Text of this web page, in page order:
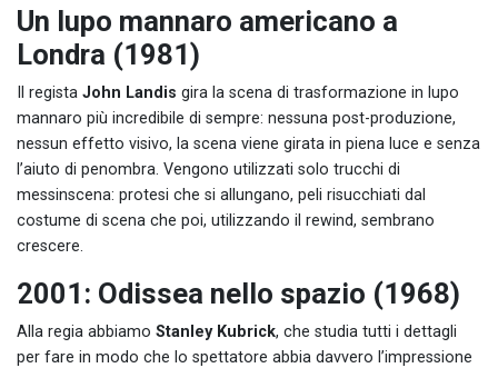
Un lupo mannaro americano a
Londra (1981)
Il regista John Landis gira la scena di trasformazione in lupo
mannaro più incredibile di sempre: nessuna post-produzione,
nessun effetto visivo, la scena viene girata in piena luce e senza
l’aiuto di penombra. Vengono utilizzati solo trucchi di
messinscena: protesi che si allungano, peli risucchiati dal
costume di scena che poi, utilizzando il rewind, sembrano
crescere.
2001: Odissea nello spazio (1968)
Alla regia abbiamo Stanley Kubrick, che studia tutti i dettagli
per fare in modo che lo spettatore abbia davvero l’impressione